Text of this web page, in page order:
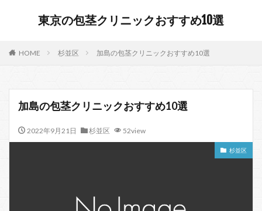
東京の包茎クリニックおすすめ10選
HOME 杉並区 加島の包茎クリニックおすすめ10選
加島の包茎クリニックおすすめ10選
2022年9月21日 杉並区 52view
杉並区